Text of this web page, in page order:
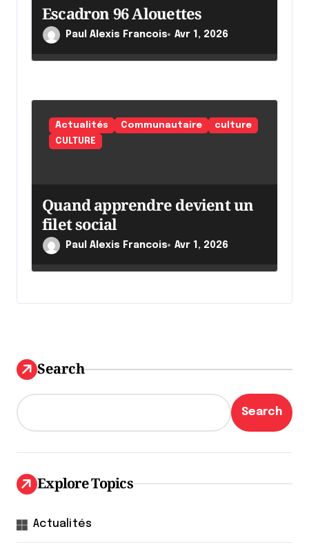
Escadron 96 Alouettes
Paul Alexis Francois Avr 1, 2026
Actualités Communautaire
culture
CULTURE
Quand apprendre devient un
filet social
Paul Alexis Francois Avr 1, 2026
Search
Search
Explore Topics
Actualités